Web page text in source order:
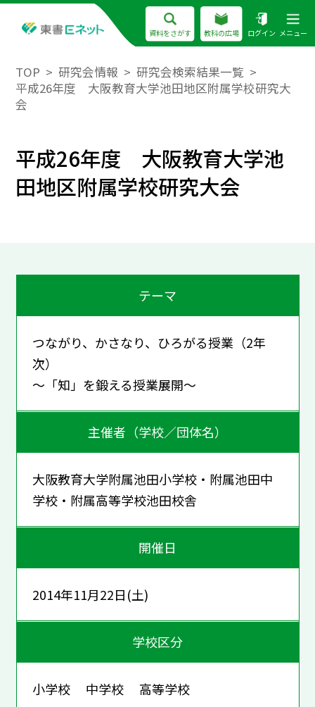
資料をさがす 教科の広場 ログイン メニュー
TOP 研究会情報
研究会検索結果一覧
平成26年度 大阪教育大学池田地区附属学校研究大
会
平成26年度 大阪教育大学池
田地区附属学校研究大会
テーマ
つながり、かさなり、ひろがる授業（2年
次）
～「知」を鍛える授業展開～
主催者（学校／団体名）
大阪教育大学附属池田小学校・附属池田中
学校・附属高等学校池田校舎
開催日
2014年11月22日(土)
学校区分
小学校 中学校 高等学校